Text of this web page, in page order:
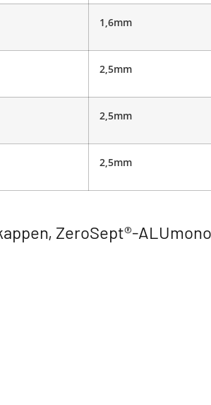
1,6mm
2,5mm
2,5mm
2,5mm
ZeroSept®-ALUmono